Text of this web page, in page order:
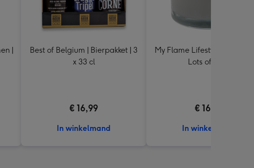
|
Best of Belgium | Bierpakket | 3
x 33 cl
€ 16,99
In winkelmand
My Flame Lifestyle |
Lots of Love
€ 16,99
In winkelmand